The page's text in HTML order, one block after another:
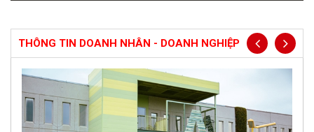
THÔNG TIN DOANH NHÂN - DOANH NGHIỆP